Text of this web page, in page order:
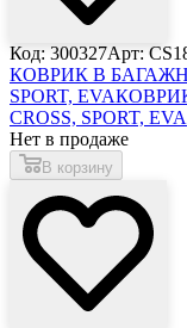
Код: 300327Арт:
КОВРИК В
SPORT, EVAКОВРИК
CROSS, SPORT, EVA
Нет в продаже
В корзину